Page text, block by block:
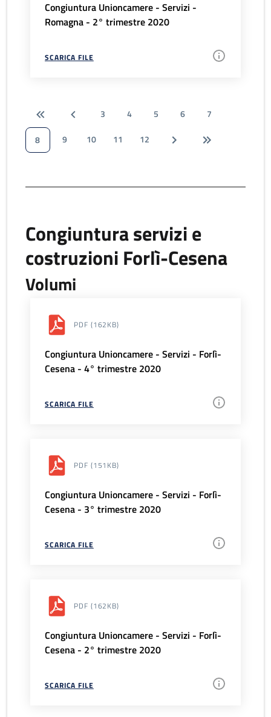
Congiuntura Unioncamere - Servizi -
Romagna - 2° trimestre 2020
SCARICA FILE
3 4 5 6
7
8
9 10 11 12
Congiuntura servizi e
costruzioni Forlì-Cesena
Volumi
PDF (162KB)
Congiuntura Unioncamere - Servizi - Forlì-
Cesena - 4° trimestre 2020
SCARICA FILE
PDF (151KB)
Congiuntura Unioncamere - Servizi - Forlì-
Cesena - 3° trimestre 2020
SCARICA FILE
PDF (162KB)
Congiuntura Unioncamere - Servizi - Forlì-
Cesena - 2° trimestre 2020
SCARICA FILE